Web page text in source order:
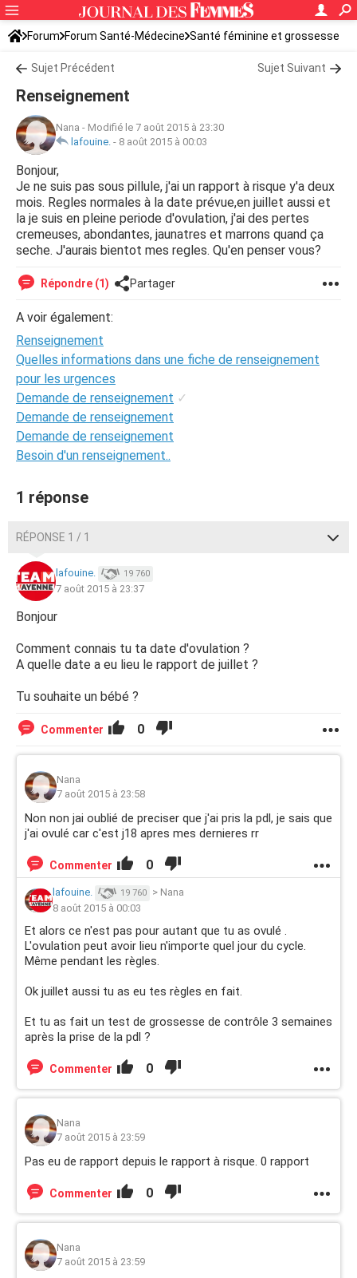
Forum Forum Santé-Médecine Santé féminine et grossesse
Sujet Précédent Sujet Suivant
Renseignement
Nana - Modifié le 7 août 2015 à 23:30
lafouine. - 8 août 2015 à 00:03
Bonjour,
Je ne suis pas sous pillule, j'ai un rapport à risque y'a deux
mois. Regles normales à la date prévue,en juillet aussi et
la je suis en pleine periode d'ovulation, j'ai des pertes
cremeuses, abondantes, jaunatres et marrons quand ça
seche. J'aurais bientot mes regles. Qu'en penser vous?
Répondre (1) Partager
A voir également:
Renseignement
Quelles informations dans une fiche de renseignement
pour les urgences
Demande de renseignement ✓
Demande de renseignement
Demande de renseignement
Besoin d'un renseignement..
1 réponse
RÉPONSE 1 / 1
lafouine. 19 760
7 août 2015 à 23:37
Bonjour
Comment connais tu ta date d'ovulation ?
A quelle date a eu lieu le rapport de juillet ?
Tu souhaite un bébé ?
Commenter 0
Nana
7 août 2015 à 23:58
Non non jai oublié de preciser que j'ai pris la pdl, je sais que
j'ai ovulé car c'est j18 apres mes dernieres rr
Commenter 0
lafouine. 19 760 > Nana
8 août 2015 à 00:03
Et alors ce n'est pas pour autant que tu as ovulé .
L'ovulation peut avoir lieu n'importe quel jour du cycle.
Même pendant les règles.
Ok juillet aussi tu as eu tes règles en fait.
Et tu as fait un test de grossesse de contrôle 3 semaines
après la prise de la pdl ?
Commenter 0
Nana
7 août 2015 à 23:59
Pas eu de rapport depuis le rapport à risque. 0 rapport
Commenter 0
Nana
7 août 2015 à 23:59